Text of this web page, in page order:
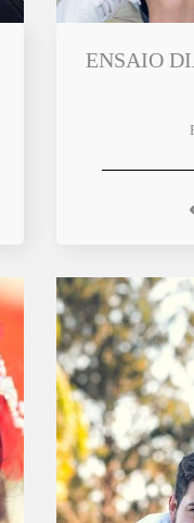
ENSAIO